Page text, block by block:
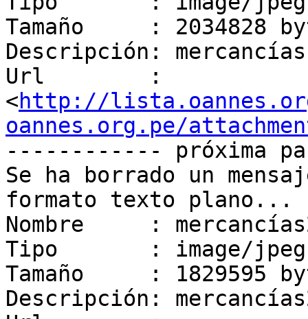
Tamaño     : 2034828
Descripción:
Url        :
<http://
oannes.org.pe/
------------ próxima
Se ha borrado un
formato texto plano...
Nombre     :
Tipo       : image/jpeg
Tamaño     : 1829595
Descripción: